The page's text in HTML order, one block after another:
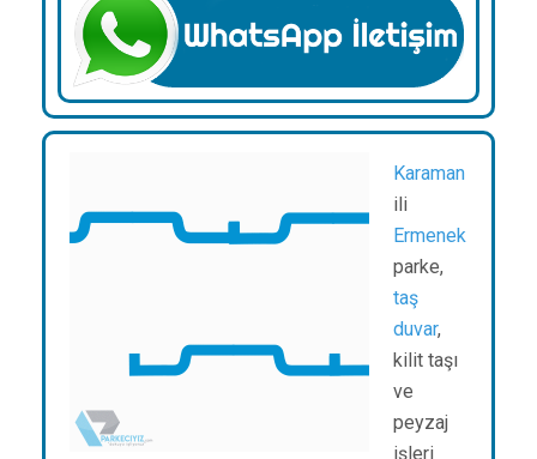
Karaman
ili
Ermenek
parke,
taş
duvar,
kilit taşı
ve
peyzaj
işleri